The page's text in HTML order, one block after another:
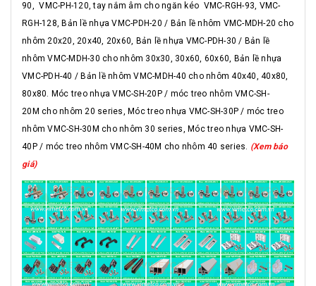
90, VMC-PH-120, tay nắm âm cho ngăn kéo VMC-RGH-93, VMC-
RGH-128, Bản lề nhựa VMC-PDH-20 / Bản lề nhôm VMC-MDH-20 cho
nhôm 20x20, 20x40, 20x60, Bản lề nhựa VMC-PDH-30 / Bản lề
nhôm VMC-MDH-30 cho nhôm 30x30, 30x60, 60x60, Bản lề nhựa
VMC-PDH-40 / Bản lề nhôm VMC-MDH-40 cho nhôm 40x40, 40x80,
80x80. Móc treo nhựa VMC-SH-20P / móc treo nhôm VMC-SH-
20M cho nhôm 20 series, Móc treo nhựa VMC-SH-30P / móc treo
nhôm VMC-SH-30M cho nhôm 30 series, Móc treo nhựa VMC-SH-
40P / móc treo nhôm VMC-SH-40M cho nhôm 40 series. (Xem báo
giá)